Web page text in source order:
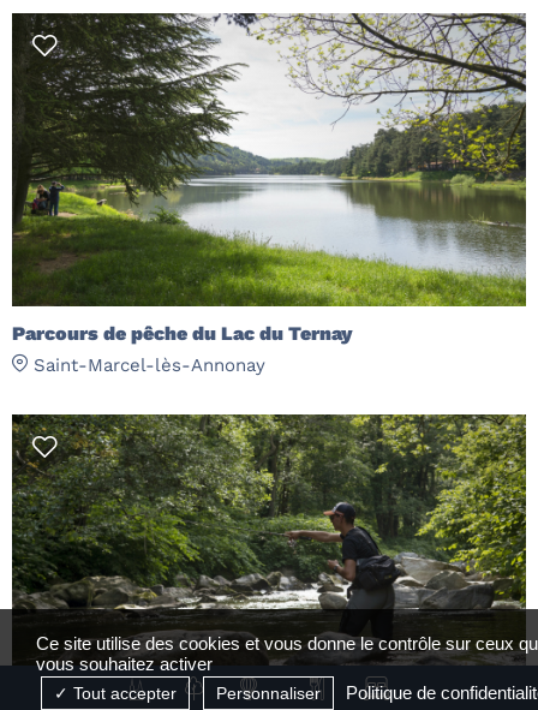
Parcours de pêche du Lac du Ternay
Saint-Marcel-lès-Annonay
Ce site utilise des cookies et vous donne le contrôle sur ceux
vous souhaitez activer
Tout accepter Personnaliser Politique de